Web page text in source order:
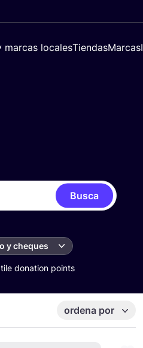
marcas localesTiendasMarcas
Busca
y cheques
donation points
ordena por